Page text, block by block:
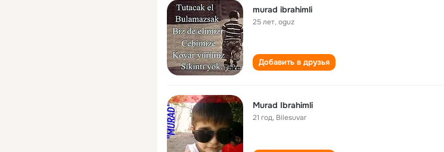
murad ibrahimli
25 лет,oguz
Добавить в друзья
Murad Ibrahimli
21 год, Bilesuvar